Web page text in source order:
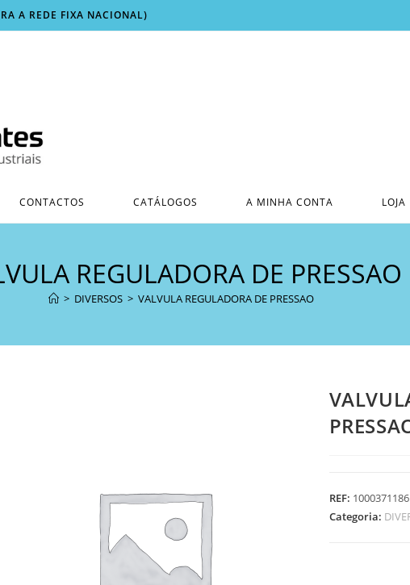
A REDE FIXA NACIONAL)
CONTACTOS CATÁLOGOS A MINHA CONTA LOJA
REGULADORA DE PRESSAO
> DIVERSOS > VALVULA REGULADORA DE PRESSAO
REF: 1000371186
Categoria: